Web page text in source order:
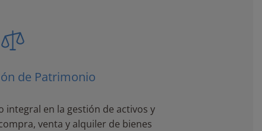
de Patrimonio
integral en la gestión de activos y
venta y alquiler de bienes